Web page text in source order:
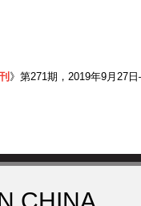
》第271期，2019年9月27
CHINA